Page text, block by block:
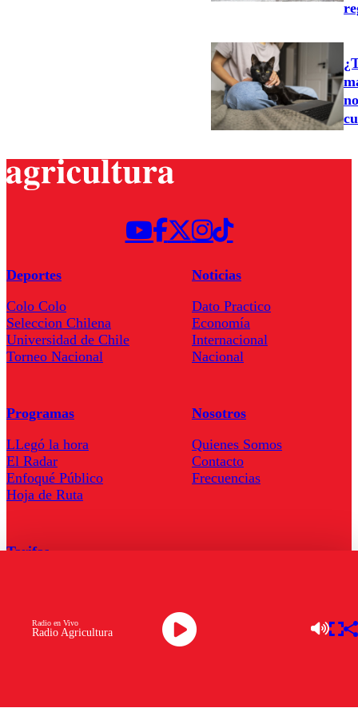
Radio Agricultura
Radio en Vivo
Deportes
Colo Colo
Seleccion Chilena
Universidad de Chile
Torneo Nacional
Noticias
Dato Practico
Economía
Internacional
Nacional
Programas
LLegó la hora
El Radar
Enfoqué Público
Hoja de Ruta
Nosotros
Quienes Somos
Contacto
Frecuencias
Tarifas
Descarga la APP